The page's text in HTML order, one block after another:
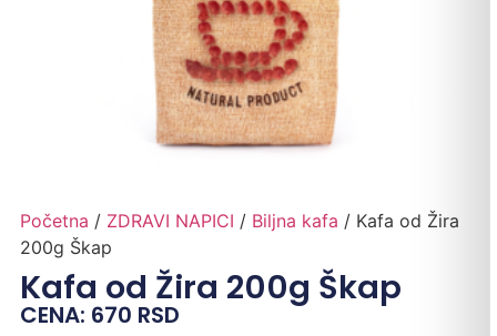
Početna / ZDRAVI NAPICI / Biljna kafa / Kafa od Žira
200g Škap
Kafa od Žira 200g Škap
CENA: 670 RSD